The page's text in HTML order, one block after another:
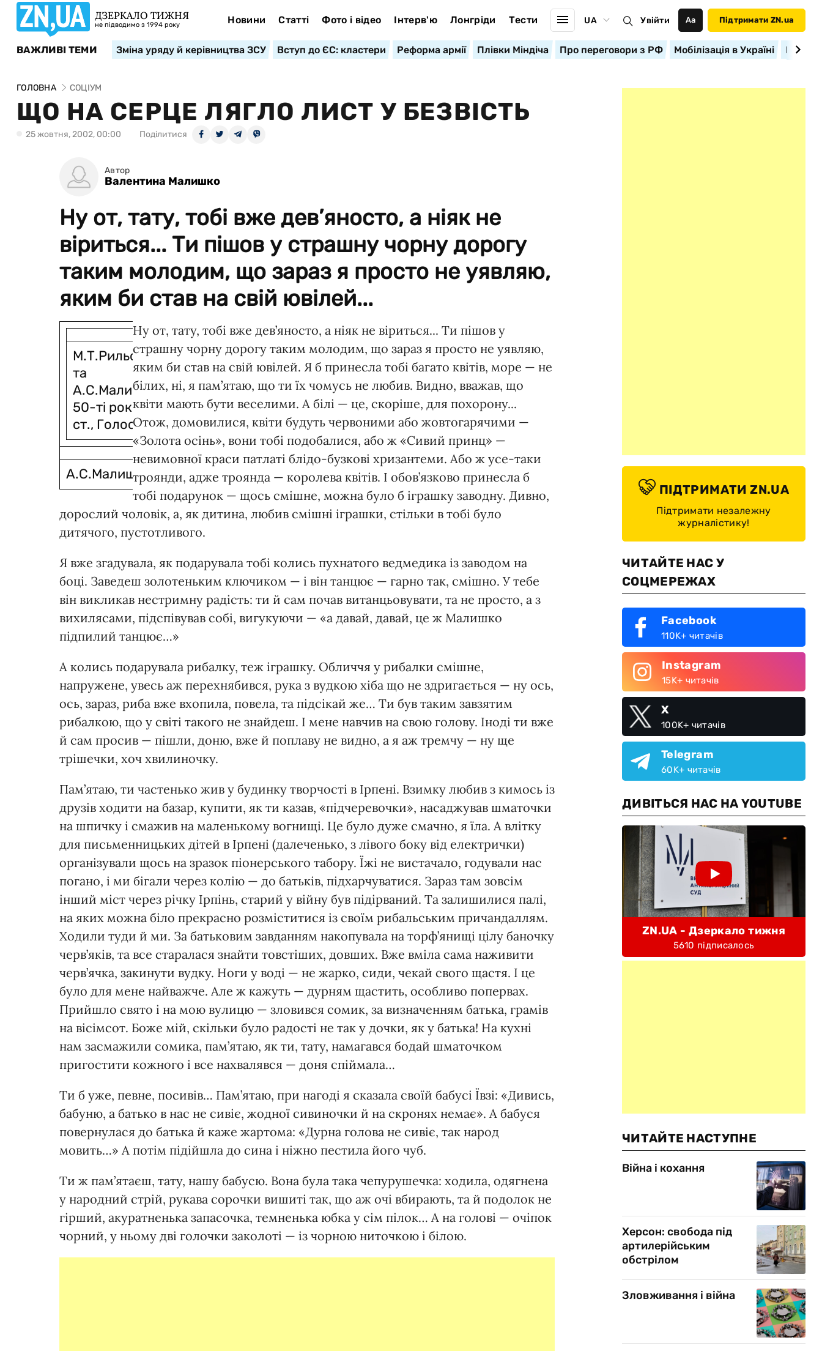
ДЗЕРКАЛО ТИЖНЯ
не підводимо з 1994 року Новини Статті Фото і відео Інтерв'ю Лонгріди Тести UA Увійти Аа Підтримати ZN.ua
ВАЖЛИВІ ТЕМИ Зміна уряду й керівництва ЗСУ Вступ до ЄС: кластери Реформа армії Плівки Міндіча Про переговори з РФ Мобілізація в Україні
ГОЛОВНА СОЦІУМ
ЩО НА СЕРЦЕ ЛЯГЛО ЛИСТ У БЕЗВІСТЬ
25 жовтня, 2002, 00:00 Поділитися
Автор
Валентина Малишко
Ну от, тату, тобі вже дев’яносто, а ніяк не
віриться... Ти пішов у страшну чорну дорогу
таким молодим, що зараз я просто не уявляю,
яким би став на свій ювілей...
М.Т.Рильский
та
А.С.Малишко,
50-ті роки ХХ
ст., Голосієве
А.С.Малишко
Ну от, тату, тобі вже дев’яносто, а ніяк не віриться... Ти пішов у
страшну чорну дорогу таким молодим, що зараз я просто не уявляю,
яким би став на свій ювілей. Я б принесла тобі багато квітів, море — не
білих, ні, я пам’ятаю, що ти їх чомусь не любив. Видно, вважав, що
квіти мають бути веселими. А білі — це, скоріше, для похорону...
Отож, домовилися, квіти будуть червоними або жовтогарячими —
«Золота осінь», вони тобі подобалися, або ж «Сивий принц» —
невимовної краси патлаті блідо-бузкові хризантеми. Або ж усе-таки
троянди, адже троянда — королева квітів. І обов’язково принесла б
тобі подарунок — щось смішне, можна було б іграшку заводну. Дивно,
дорослий чоловік, а, як дитина, любив смішні іграшки, стільки в тобі було
дитячого, пустотливого.
Я вже згадувала, як подарувала тобі колись пухнатого ведмедика із заводом на
боці. Заведеш золотеньким ключиком — і він танцює — гарно так, смішно. У тебе
він викликав нестримну радість: ти й сам почав витанцьовувати, та не просто, а з
вихилясами, підспівував собі, вигукуючи — «а давай, давай, це ж Малишко
підпилий танцює…»
А колись подарувала рибалку, теж іграшку. Обличчя у рибалки смішне,
напружене, увесь аж перехнябився, рука з вудкою хіба що не здригається — ну ось,
ось, зараз, риба вже вхопила, повела, та підсікай же… Ти був таким завзятим
рибалкою, що у світі такого не знайдеш. І мене навчив на свою голову. Іноді ти вже
й сам просив — пішли, доню, вже й поплаву не видно, а я аж тремчу — ну ще
трішечки, хоч хвилиночку.
Пам’ятаю, ти частенько жив у будинку творчості в Ірпені. Взимку любив з кимось із
друзів ходити на базар, купити, як ти казав, «підчеревочки», насаджував шматочки
на шпичку і смажив на маленькому вогнищі. Це було дуже смачно, я їла. А влітку
для письменницьких дітей в Ірпені (далеченько, з лівого боку від електрички)
організували щось на зразок піонерського табору. Їжі не вистачало, годували нас
погано, і ми бігали через колію — до батьків, підхарчуватися. Зараз там зовсім
інший міст через річку Ірпінь, старий у війну був підірваний. Та залишилися палі,
на яких можна біло прекрасно розміститися із своїм рибальським причандаллям.
Ходили туди й ми. За батьковим завданням накопувала на торф’янищі цілу баночку
черв’яків, та все старалася знайти товстіших, довших. Вже вміла сама наживити
черв’ячка, закинути вудку. Ноги у воді — не жарко, сиди, чекай свого щастя. І це
було для мене найважче. Але ж кажуть — дурням щастить, особливо попервах.
Прийшло свято і на мою вулицю — зловився сомик, за визначенням батька, грамів
на вісімсот. Боже мій, скільки було радості не так у дочки, як у батька! На кухні
нам засмажили сомика, пам’ятаю, як ти, тату, намагався бодай шматочком
пригостити кожного і все нахвалявся — доня спіймала…
Ти б уже, певне, посивів… Пам’ятаю, при нагоді я сказала своїй бабусі Ївзі: «Дивись,
бабуню, а батько в нас не сивіє, жодної сивиночки й на скронях немає». А бабуся
повернулася до батька й каже жартома: «Дурна голова не сивіє, так народ
мовить…» А потім підійшла до сина і ніжно пестила його чуб.
Ти ж пам’ятаєш, тату, нашу бабусю. Вона була така чепурушечка: ходила, одягнена
у народний стрій, рукава сорочки вишиті так, що аж очі вбирають, та й подолок не
гірший, акуратненька запасочка, темненька юбка у сім пілок… А на голові — очіпок
чорний, у ньому дві голочки заколоті — із чорною ниточкою і білою.
ПІДТРИМАТИ ZN.UA
Підтримати незалежну
журналістику!
ЧИТАЙТЕ НАС У
СОЦМЕРЕЖАХ
Facebook
110K+ читачів
Instagram
15K+ читачів
X
100K+ читачів
Telegram
60K+ читачів
ДИВІТЬСЯ НАС НА YOUTUBE
ZN.UA - Дзеркало тижня
5610 підписалось
ЧИТАЙТЕ НАСТУПНЕ
Війна і кохання
Херсон: свобода під
артилерійським
обстрілом
Зловживання і війна